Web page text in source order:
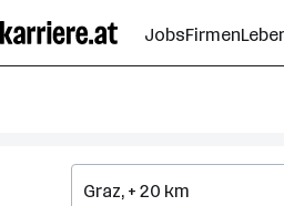
Seiteninhalt
springen
JobsFirmen